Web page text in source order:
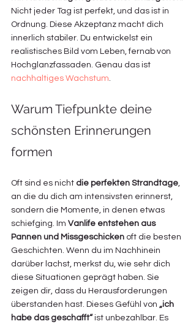
Nicht jeder Tag ist perfekt, und das ist in
Ordnung. Diese Akzeptanz macht dich
innerlich stabiler. Du entwickelst ein
realistisches Bild vom Leben, fernab von
Hochglanzfassaden. Genau das ist
nachhaltiges Wachstum.
Warum Tiefpunkte deine
schönsten Erinnerungen
formen
Oft sind es nicht die perfekten Strandtage,
an die du dich am intensivsten erinnerst,
sondern die Momente, in denen etwas
schiefging. Im Vanlife entstehen aus
Pannen und Missgeschicken oft die besten
Geschichten. Wenn du im Nachhinein
darüber lachst, merkst du, wie sehr dich
diese Situationen geprägt haben. Sie
zeigen dir, dass du Herausforderungen
überstanden hast. Dieses Gefühl von „ich
habe das geschafft“ ist unbezahlbar. Es